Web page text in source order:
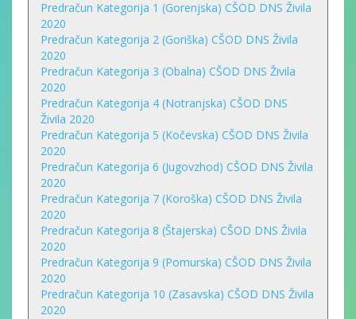
Predračun Kategorija 1 (Gorenjska) CŠOD DNS Živila
2020
Predračun Kategorija 2 (Goriška) CŠOD DNS Živila
2020
Predračun Kategorija 3 (Obalna) CŠOD DNS Živila
2020
Predračun Kategorija 4 (Notranjska) CŠOD DNS
Živila 2020
Predračun Kategorija 5 (Kočevska) CŠOD DNS Živila
2020
Predračun Kategorija 6 (Jugovzhod) CŠOD DNS Živila
2020
Predračun Kategorija 7 (Koroška) CŠOD DNS Živila
2020
Predračun Kategorija 8 (Štajerska) CŠOD DNS Živila
2020
Predračun Kategorija 9 (Pomurska) CŠOD DNS Živila
2020
Predračun Kategorija 10 (Zasavska) CŠOD DNS Živila
2020